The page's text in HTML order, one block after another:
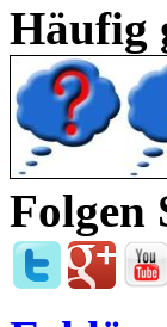
Häufig
Folgen